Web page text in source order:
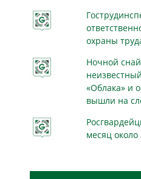
охраны
Ночной
«Облака» и
вышли на
месяц